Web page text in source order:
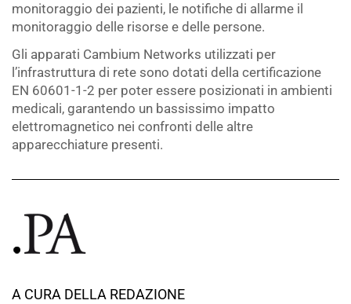
monitoraggio dei pazienti, le notifiche di allarme il
monitoraggio delle risorse e delle persone.
Gli apparati Cambium Networks utilizzati per
l’infrastruttura di rete sono dotati della certificazione
EN 60601-1-2 per poter essere posizionati in ambienti
medicali, garantendo un bassissimo impatto
elettromagnetico nei confronti delle altre
apparecchiature presenti.
A CURA DELLA REDAZIONE